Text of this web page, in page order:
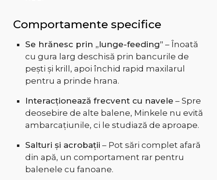
Comportamente specifice
Se hrănesc prin „lunge-feeding” – Înoată
cu gura larg deschisă prin bancurile de
pești și krill, apoi închid rapid maxilarul
pentru a prinde hrana.
Interacționează frecvent cu navele – Spre
deosebire de alte balene, Minkele nu evită
ambarcațiunile, ci le studiază de aproape.
Salturi și acrobații – Pot sări complet afară
din apă, un comportament rar pentru
balenele cu fanoane.